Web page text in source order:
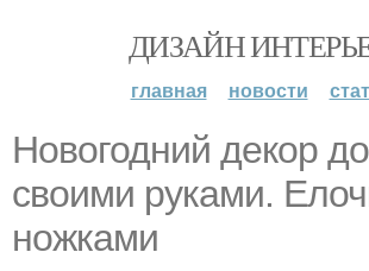
ДИЗАЙН
главная новости
Новогодний декор
своими руками.
ножками